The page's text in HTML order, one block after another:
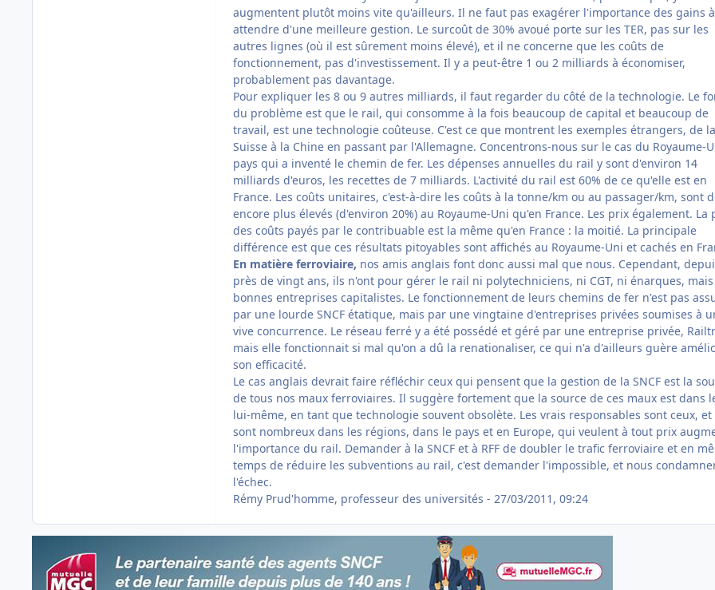
augmentent plutôt moins vite qu'ailleurs. Il ne faut pas exagérer l'importance des gains à
attendre d'une meilleure gestion. Le surcoût de 30% avoué porte sur les TER, pas sur les
autres lignes (où il est sûrement moins élevé), et il ne concerne que les coûts de
fonctionnement, pas d'investissement. Il y a peut-être 1 ou 2 milliards à économiser,
probablement pas davantage.
Pour expliquer les 8 ou 9 autres milliards, il faut regarder du côté de la technologie. Le
du problème est que le rail, qui consomme à la fois beaucoup de capital et beaucoup de
travail, est une technologie coûteuse. C'est ce que montrent les exemples étrangers, de la
Suisse à la Chine en passant par l'Allemagne. Concentrons-nous sur le cas du Royaume-
pays qui a inventé le chemin de fer. Les dépenses annuelles du rail y sont d'environ 14
milliards d'euros, les recettes de 7 milliards. L'activité du rail est 60% de ce qu'elle est en
France. Les coûts unitaires, c'est-à-dire les coûts à la tonne/km ou au passager/km, sont
encore plus élevés (d'environ 20%) au Royaume-Uni qu'en France. Les prix également. La
des coûts payés par le contribuable est la même qu'en France : la moitié. La principale
différence est que ces résultats pitoyables sont affichés au Royaume-Uni et cachés en
En matière ferroviaire, nos amis anglais font donc aussi mal que nous. Cependant,
près de vingt ans, ils n'ont pour gérer le rail ni polytechniciens, ni CGT, ni énarques,
bonnes entreprises capitalistes. Le fonctionnement de leurs chemins de fer n'est pas
par une lourde SNCF étatique, mais par une vingtaine d'entreprises privées soumises à
vive concurrence. Le réseau ferré y a été possédé et géré par une entreprise privée,
mais elle fonctionnait si mal qu'on a dû la renationaliser, ce qui n'a d'ailleurs guère
son efficacité.
Le cas anglais devrait faire réfléchir ceux qui pensent que la gestion de la SNCF est la
de tous nos maux ferroviaires. Il suggère fortement que la source de ces maux est dans
lui-même, en tant que technologie souvent obsolète. Les vrais responsables sont ceux, et
sont nombreux dans les régions, dans le pays et en Europe, qui veulent à tout prix
l'importance du rail. Demander à la SNCF et à RFF de doubler le trafic ferroviaire et en
temps de réduire les subventions au rail, c'est demander l'impossible, et nous
l'échec.
Rémy Prud'homme, professeur des universités - 27/03/2011, 09:24